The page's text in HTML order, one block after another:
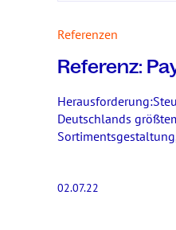
Referenzen
Referenz:
Deutschlands
02.07.22